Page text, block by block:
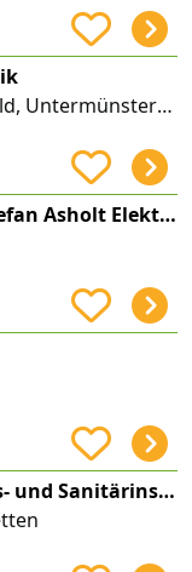
Münstertal/Schwarzwald, Untermünstertal
Cedric Freistetter & Stefan Asholt Elektrotechnik
Horst Engler, Heizungs- und Sanitärinstallation, ENGLER-HAUSTECHNIK